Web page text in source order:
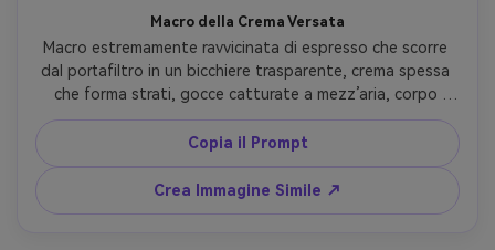
Macro della Crema Versata
Macro estremamente ravvicinata di espresso che scorre
dal portafiltro in un bicchiere trasparente, crema spessa
che forma strati, gocce catturate a mezz’aria, corpo
macchina da caffè sfocato sullo sfondo, aspetto macro
ad alta velocità, Canon 5D Mark IV, 100mm macro, f/4,
texture nitida, fotorealistico, luce cinematografica
soffusa --ar 4:5
Copia il Prompt
Crea Immagine Simile ↗